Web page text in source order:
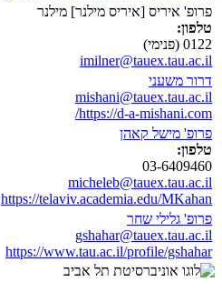
פרופ' איריס [איריס מילנר] מילנר
טלפון:
0122 (פנימי)
imilner@tauex.tau.ac.il
דרור משעני
mishani@tauex.tau.ac.il
https://d-a-mishani.com/
פרופ' מישל קאהן
טלפון:
03-6409460
micheleb@tauex.tau.ac.il
https://telaviv.academia.edu/MKahan
פרופ' גלילי שחר
gshahar@tauex.tau.ac.il
https://www.tau.ac.il/profile/gshahar